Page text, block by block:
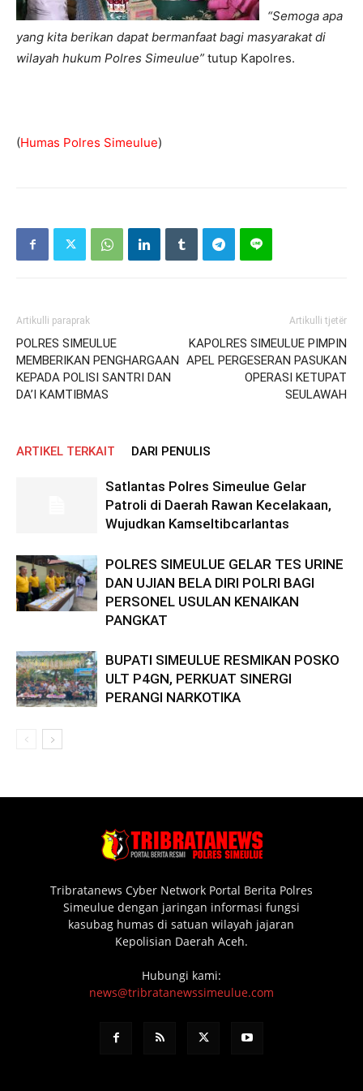
“Semoga apa
yang kita berikan dapat bermanfaat bagi masyarakat di
wilayah hukum Polres Simeulue” tutup Kapolres.
(Humas Polres Simeulue)
Artikulli paraprak
POLRES SIMEULUE
MEMBERIKAN PENGHARGAAN
KEPADA POLISI SANTRI DAN
DA’I KAMTIBMAS
Artikulli tjetër
KAPOLRES SIMEULUE PIMPIN
APEL PERGESERAN PASUKAN
OPERASI KETUPAT
SEULAWAH
ARTIKEL TERKAIT DARI PENULIS
Satlantas Polres Simeulue Gelar
Patroli di Daerah Rawan Kecelakaan,
Wujudkan Kamseltibcarlantas
POLRES SIMEULUE GELAR TES URINE
DAN UJIAN BELA DIRI POLRI BAGI
PERSONEL USULAN KENAIKAN
PANGKAT
BUPATI SIMEULUE RESMIKAN POSKO
ULT P4GN, PERKUAT SINERGI
PERANGI NARKOTIKA
Tribratanews Cyber Network Portal Berita Polres
Simeulue dengan jaringan informasi fungsi
kasubag humas di satuan wilayah jajaran
Kepolisian Daerah Aceh.
Hubungi kami:
news@tribratanewssimeulue.com